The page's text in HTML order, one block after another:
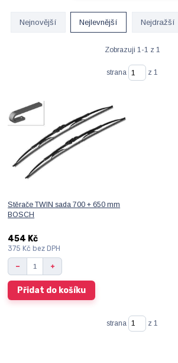
Nejnovější Nejlevnější Nejdražší
Zobrazuji 1-1 z 1
strana z 1
Stěrače TWIN sada 700 + 650 mm
BOSCH
454 Kč
375 Kč bez DPH
Přidat do košíku
strana z 1